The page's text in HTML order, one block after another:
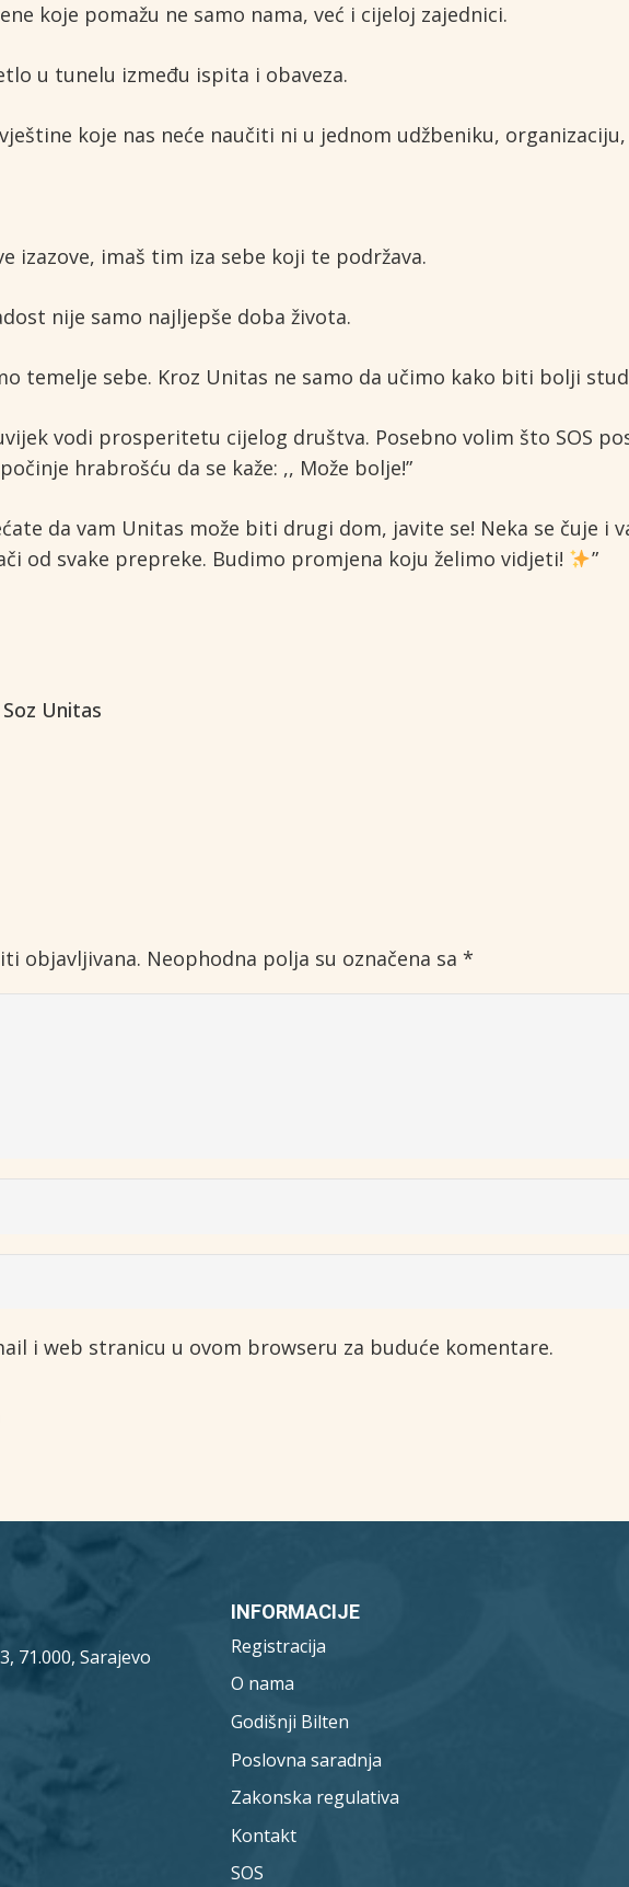
koje pomažu ne samo nama, već i cijeloj zajednici.
u tunelu između ispita i obaveza.
koje nas neće naučiti ni u jednom udžbeniku,
izazove, imaš tim iza sebe koji te podržava.
nije samo najljepše doba života.
temelje sebe. Kroz Unitas ne samo da učimo kako biti bolji
vodi prosperitetu cijelog društva. Posebno volim što SOS
hrabrošću da se kaže: ,, Može bolje!”
da vam Unitas može biti drugi dom, javite se! Neka se čuje i
od svake prepreke. Budimo promjena koju želimo vidjeti!
”
Unitas
objavljivana. Neophodna polja su označena sa *
i web stranicu u ovom browseru za buduće komentare.
71.000, Sarajevo
INFORMACIJE
Registracija
O nama
Godišnji Bilten
Poslovna saradnja
Zakonska regulativa
Kontakt
SOS